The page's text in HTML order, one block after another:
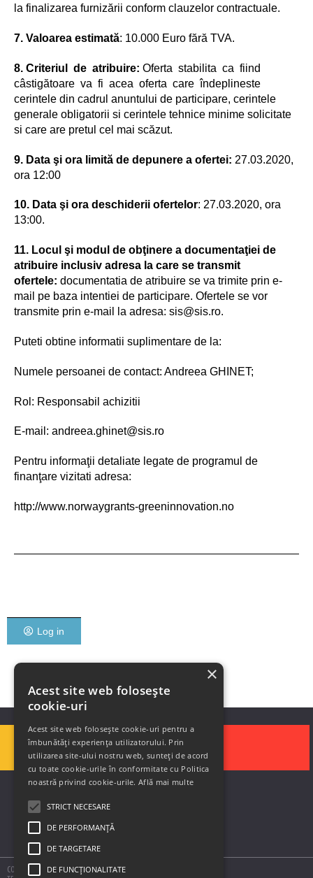
la finalizarea furnizării conform clauzelor contractuale.
7. Valoarea estimată: 10.000 Euro fără TVA.
8. Criteriul de atribuire: Oferta stabilita ca fiind
câstigătoare va fi acea oferta care îndeplineste
cerintele din cadrul anuntului de participare, cerintele
generale obligatorii si cerintele tehnice minime solicitate
si care are pretul cel mai scăzut.
9. Data şi ora limită de depunere a ofertei: 27.03.2020,
ora 12:00
10. Data şi ora deschiderii ofertelor: 27.03.2020, ora
13:00.
11. Locul şi modul de obţinere a documentaţiei de
atribuire inclusiv adresa la care se transmit
ofertele: documentatia de atribuire se va trimite prin e-
mail pe baza intentiei de participare. Ofertele se vor
transmite prin e-mail la adresa: sis@sis.ro.
Puteti obtine informatii suplimentare de la:
Numele persoanei de contact: Andreea GHINET;
Rol: Responsabil achizitii
E-mail: andreea.ghinet@sis.ro
Pentru informaţii detaliate legate de programul de
finanţare vizitati adresa:
http://www.norwaygrants-greeninnovation.no
Log in
COPYRIGHT © 2020 SOLUTII DE AUTOMATIZARE SIS
×
Acest site web folosește
cookie-uri
Acest site web folosește cookie-uri pentru a
îmbunătăți experiența utilizatorului. Prin
utilizarea site-ului nostru web, sunteți de acord
cu toate cookie-urile în conformitate cu Politica
noastră privind cookie-urile. Află mai multe
STRICT NECESARE
DE PERFORMANȚĂ
DE TARGETARE
DE FUNCŢIONALITATE